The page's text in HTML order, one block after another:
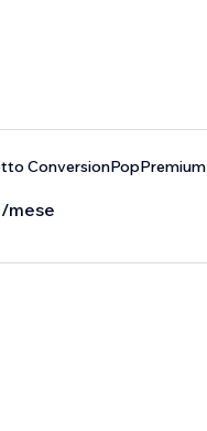
ConversionPopPremium
/mese